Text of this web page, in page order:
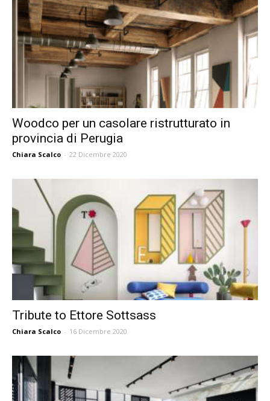
Woodco per un casolare ristrutturato in
provincia di Perugia
Chiara Scalco - 22 Dicembre 2020
Tribute to Ettore Sottsass
Chiara Scalco - 16 Dicembre 2020